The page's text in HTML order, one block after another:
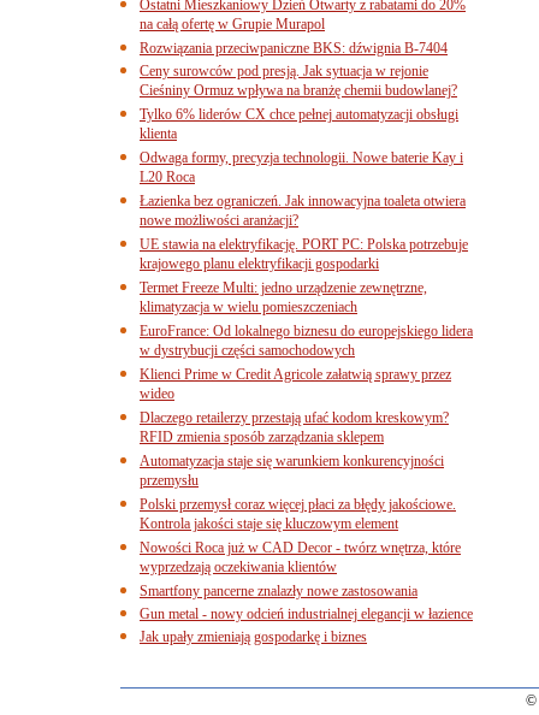
Ostatni Mieszkaniowy Dzień Otwarty z rabatami do 20%
na całą ofertę w Grupie Murapol
Rozwiązania przeciwpaniczne BKS: dźwignia B-7404
Ceny surowców pod presją. Jak sytuacja w rejonie
Cieśniny Ormuz wpływa na branżę chemii budowlanej?
Tylko 6% liderów CX chce pełnej automatyzacji obsługi
klienta
Odwaga formy, precyzja technologii. Nowe baterie Kay i
L20 Roca
Łazienka bez ograniczeń. Jak innowacyjna toaleta otwiera
nowe możliwości aranżacji?
UE stawia na elektryfikację. PORT PC: Polska potrzebuje
krajowego planu elektryfikacji gospodarki
Termet Freeze Multi: jedno urządzenie zewnętrzne,
klimatyzacja w wielu pomieszczeniach
EuroFrance: Od lokalnego biznesu do europejskiego lidera
w dystrybucji części samochodowych
Klienci Prime w Credit Agricole załatwią sprawy przez
wideo
Dlaczego retailerzy przestają ufać kodom kreskowym?
RFID zmienia sposób zarządzania sklepem
Automatyzacja staje się warunkiem konkurencyjności
przemysłu
Polski przemysł coraz więcej płaci za błędy jakościowe.
Kontrola jakości staje się kluczowym element
Nowości Roca już w CAD Decor - twórz wnętrza, które
wyprzedzają oczekiwania klientów
Smartfony pancerne znalazły nowe zastosowania
Gun metal - nowy odcień industrialnej elegancji w łazience
Jak upały zmieniają gospodarkę i biznes
©